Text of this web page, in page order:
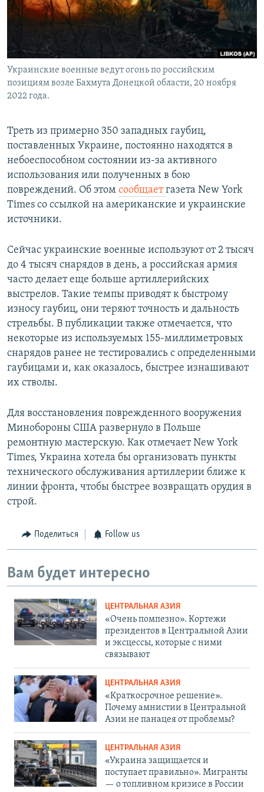
Украинские военные ведут огонь по российским
позициям возле Бахмута Донецкой области, 20 ноября
2022 года.
Треть из примерно 350 западных гаубиц,
поставленных Украине, постоянно находятся в
небоеспособном состоянии из-за активного
использования или полученных в бою
повреждений. Об этом сообщаетгазета New York
Times со ссылкой на американские и украинские
источники.
Сейчас украинские военные используют от 2 тысяч
до 4 тысяч снарядов в день, а российская армия
часто делает еще больше артиллерийских
выстрелов. Такие темпы приводят к быстрому
износу гаубиц, они теряют точность и дальность
стрельбы. В публикации также отмечается, что
некоторые из используемых 155-миллиметровых
снарядов ранее не тестировались с определенными
гаубицами и, как оказалось, быстрее изнашивают
их стволы.
Для восстановления поврежденного вооружения
Минобороны США развернуло в Польше
ремонтную мастерскую. Как отмечает New York
Times, Украина хотела бы организовать пункты
технического обслуживания артиллерии ближе к
линии фронта, чтобы быстрее возвращать орудия в
строй.
Поделиться Follow us
Вам будет интересно
ЦЕНТРАЛЬНАЯ АЗИЯ
«Очень помпезно». Кортежи
президентов в Центральной Азии
и эксцессы, которые с ними
связывают
ЦЕНТРАЛЬНАЯ АЗИЯ
«Краткосрочное решение».
Почему амнистии в Центральной
Азии не панацея от проблемы?
ЦЕНТРАЛЬНАЯ АЗИЯ
«Украина защищается и
поступает правильно». Мигранты
— о топливном кризисе в России